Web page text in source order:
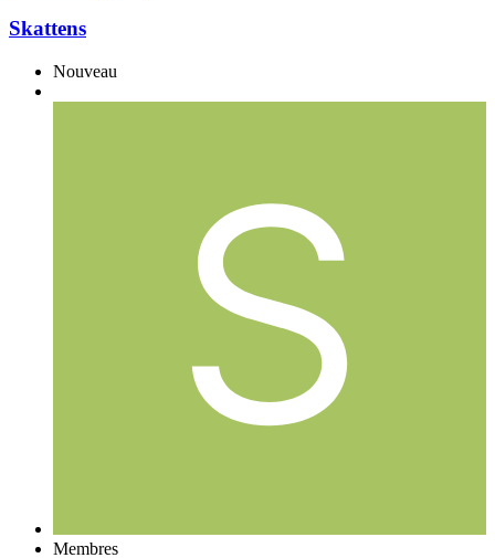
Skattens
Nouveau
Membres